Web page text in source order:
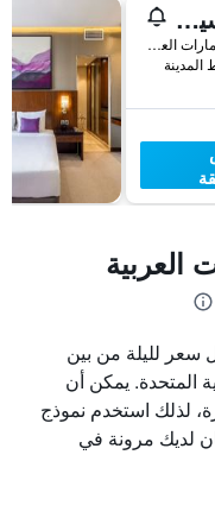
منتجع فور سيزونز دبي في جميرا بيتش
شارع جميرا, دبي, الامارات العربية المتحدة
العربية
سعر لليلة من بين
المتحدة. يمكن أن
لذلك استخدم نموذج
لديك مرونة في